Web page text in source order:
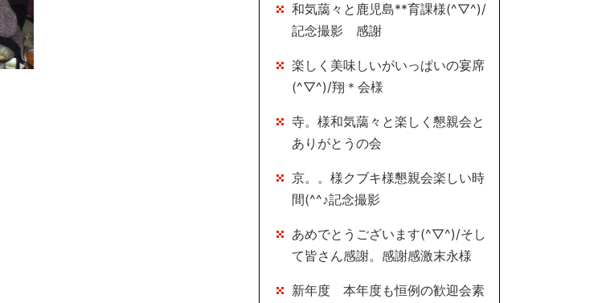
和気藹々と鹿児島**育課様(^▽^)/
記念撮影 感謝
楽しく美味しいがいっぱいの宴席
(^▽^)/翔＊会様
寺。様和気藹々と楽しく懇親会と
ありがとうの会
京。。様クブキ様懇親会楽しい時
間(^^♪記念撮影
あめでとうございます(^▽^)/そし
て皆さん感謝。感謝感激末永様
新年度 本年度も恒例の歓迎会素